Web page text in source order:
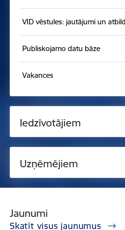
VID vēstules: jautājumi un
Publiskojamo datu bāze
Vakances
Iedzīvotājiem
Uzņēmējiem
Jaunumi
Skatīt visus jaunumus